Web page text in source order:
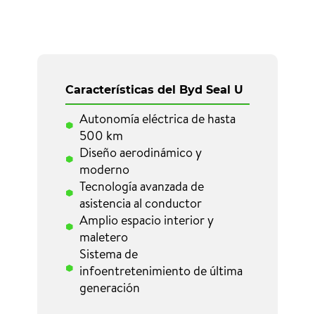
Características del Byd Seal U
Autonomía eléctrica de hasta
500 km
Diseño aerodinámico y
moderno
Tecnología avanzada de
asistencia al conductor
Amplio espacio interior y
maletero
Sistema de
infoentretenimiento de última
generación